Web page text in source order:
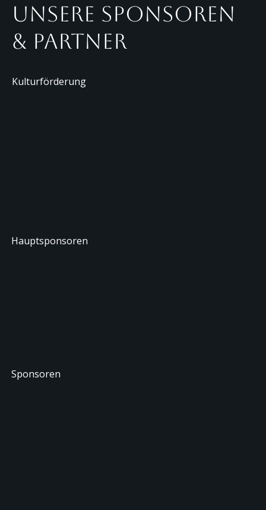
Unsere Sponsoren
& Partner
Kulturförderung
Hauptsponsoren
Sponsoren